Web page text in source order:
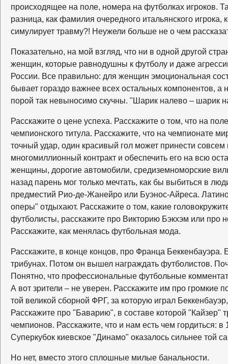
происходящее на поле, номера на футболках игроков.
разница, как фамилия очередного итальянского игрока,
симулирует травму?! Неужели больше не о чем
Показательно, на мой взгляд, что ни в одной другой
женщин, которые равнодушны к футболу и даже
России. Все правильно: для женщин эмоциональная
бывает гораздо важнее всех остальных компонентов,
порой так невыносимо скучны. "Шарик налево – шарик
Расскажите о цене успеха. Расскажите о том, что на
чемпионского титула. Расскажите, что на чемпионате
точный удар, один красивый гол может принести
многомиллионный контракт и обеспечить его на всю
женщины, дорогие автомобили, средиземноморские
назад парень мог только мечтать, как бы выбиться в
предместий Рио-де-Жанейро или Буэнос-Айреса.
оперы" отдыхают. Расскажите о том, какие
футболисты, расскажите про Викторию Бэкхэм или про
Расскажите, как менялась футбольная мода.
Расскажите, в конце концов, про Франца Беккенбауэра.
трибунах. Потом он вышел награждать футболистов.
Понятно, что профессиональные футбольные
А вот зрители – не уверен. Расскажите им про громкие
той великой сборной ФРГ, за которую играл
Расскажите про "Баварию", в составе которой "Кайзер"
чемпионов. Расскажите, что и нам есть чем гордиться: в
Суперкубок киевское "Динамо" оказалось сильнее той
Но нет, вместо этого сплошные милые банальности.